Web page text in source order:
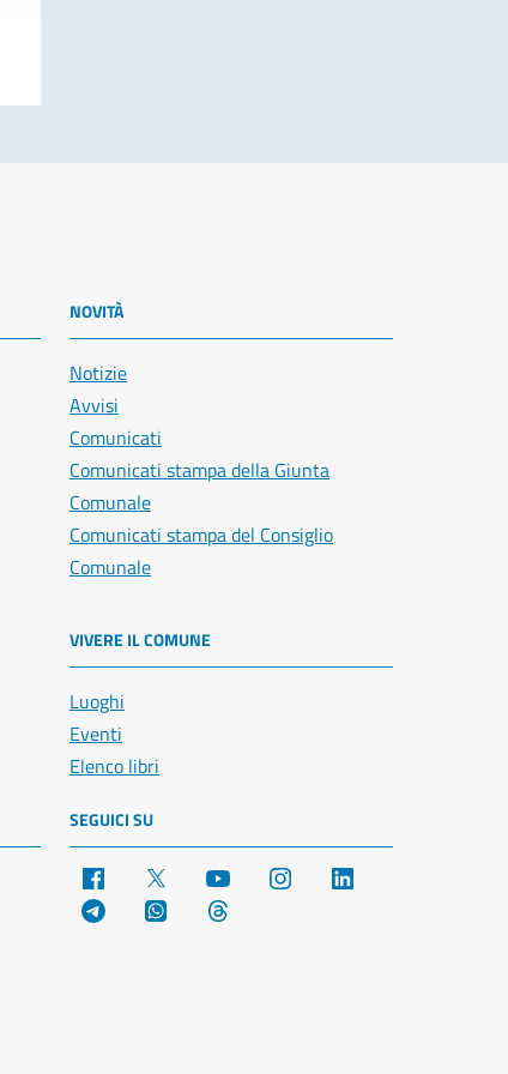
NOVITÀ
Notizie
Avvisi
Comunicati
Comunicati stampa della Giunta
Comunale
Comunicati stampa del Consiglio
Comunale
VIVERE IL COMUNE
Luoghi
Eventi
Elenco libri
SEGUICI SU
Facebook YouTube Instagram
Telegram WhatsApp